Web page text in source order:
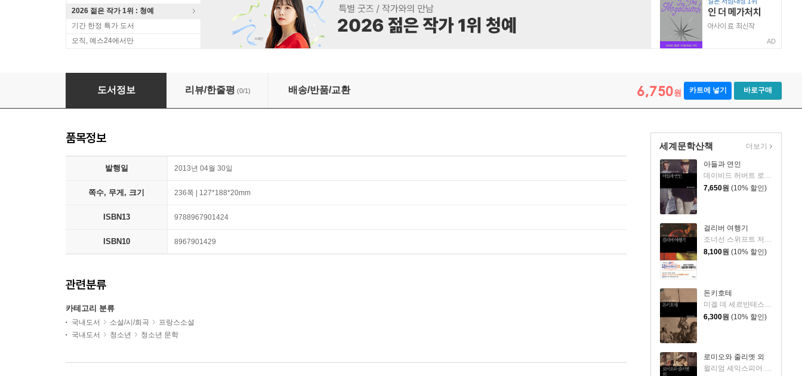
2026 젊은 작가 1위 : 청예
기간 한정 특가 도서
오직, 예스24에서만
AD
여자의 일생
도서정보 리뷰/한줄평 (0/1) 배송/반품/교환 6,750원 카트에 넣기 바로구매
세계문학산책
아들과 연인
데이비드 허버트 로렌스 저/붉은여우 역
7,650원 (10% 할인)
걸리버 여행기
조너선 스위프트 저/붉은여우 역
8,100원 (10% 할인)
돈키호테
6,300원 (10% 할인)
로미오와 줄리엣 외
윌리엄 셰익스피어 저/붉은여우 역
더보기
품목정보
발행일 2013년 04월 30일
쪽수, 무게, 크기 236쪽 | 127*188*20mm
ISBN13 9788967901424
ISBN10 8967901429
관련분류
카테고리 분류
국내도서 소설/시/희곡
프랑스소설
국내도서
청소년 청소년 문학